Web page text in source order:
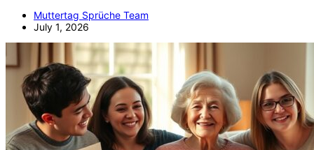
Muttertag Sprüche Team
July 1, 2026